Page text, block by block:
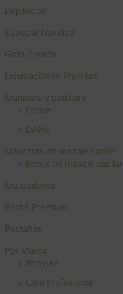
Depilación
Especial Navidad
Gota Dorada
Liquidaciones Premium
Manicure y pedicure
Clique
DANS
Máscaras de masaje capilar
Botox de masaje capilar
Matizadores
Packs Premium
Pestañas
Por Marca
Babyliss
Cloe Profesional